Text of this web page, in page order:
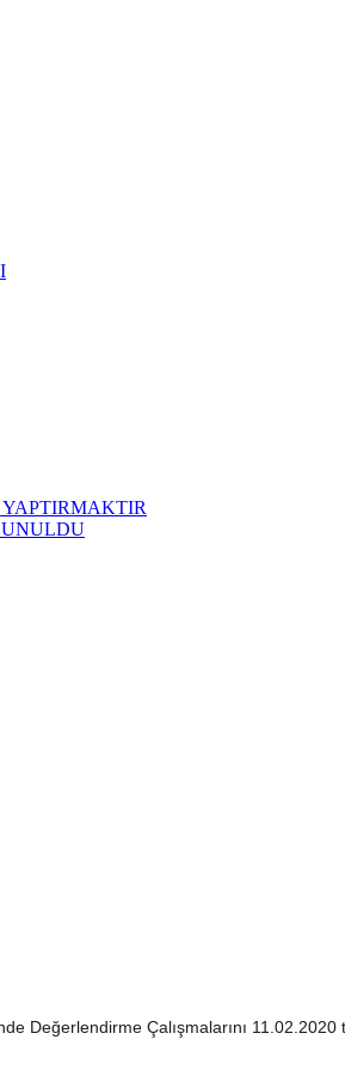
Değerlendirme Çalışmalarını